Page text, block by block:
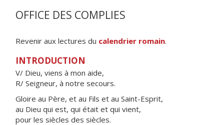
OFFICE DES COMPLIES
Revenir aux lectures du calendrier romain.
INTRODUCTION
V/ Dieu, viens à mon aide,
R/ Seigneur, à notre secours.
Gloire au Père, et au Fils et au Saint-Esprit,
au Dieu qui est, qui était et qui vient,
pour les siècles des siècles.